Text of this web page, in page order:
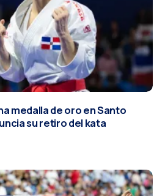
medalla de oro en Santo
su retiro del kata